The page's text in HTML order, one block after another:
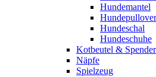
Hundemantel
Hundepullover
Hundeschal
Hundeschuhe
Kotbeutel & Spender
Näpfe
Spielzeug